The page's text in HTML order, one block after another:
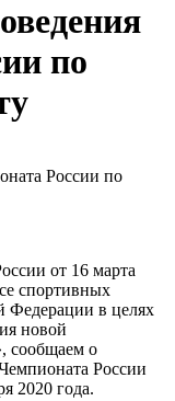
по
от 16 марта
спортивных
Федерации в целях
новой
сообщаем о
России
2020 года.